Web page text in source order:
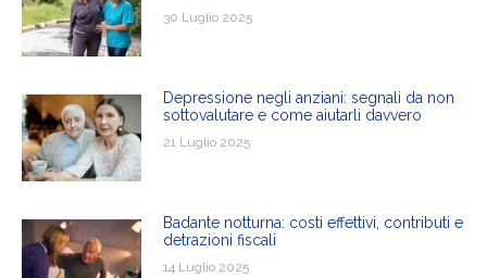
30 Luglio 2025
Depressione negli anziani: segnali da non
sottovalutare e come aiutarli davvero
21 Luglio 2025
Badante notturna: costi effettivi, contributi e
detrazioni fiscali
14 Luglio 2025